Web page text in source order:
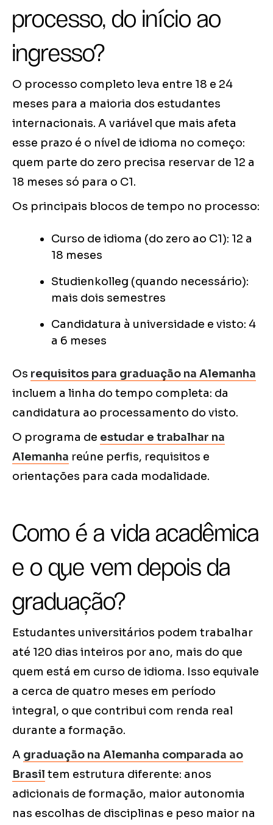
processo, do início ao
ingresso?
O processo completo leva entre 18 e 24
meses para a maioria dos estudantes
internacionais. A variável que mais afeta
esse prazo é o nível de idioma no começo:
quem parte do zero precisa reservar de 12 a
18 meses só para o C1.
Os principais blocos de tempo no processo:
Curso de idioma (do zero ao C1): 12 a
18 meses
Studienkolleg (quando necessário):
mais dois semestres
Candidatura à universidade e visto: 4
a 6 meses
Os requisitos para graduação na Alemanha
incluem a linha do tempo completa: da
candidatura ao processamento do visto.
O programa de estudar e trabalhar na
Alemanha reúne perfis, requisitos e
orientações para cada modalidade.
Como é a vida acadêmica
e o que vem depois da
graduação?
Estudantes universitários podem trabalhar
até 120 dias inteiros por ano, mais do que
quem está em curso de idioma. Isso equivale
a cerca de quatro meses em período
integral, o que contribui com renda real
durante a formação.
A graduação na Alemanha comparada ao
Brasil tem estrutura diferente: anos
adicionais de formação, maior autonomia
nas escolhas de disciplinas e peso maior na